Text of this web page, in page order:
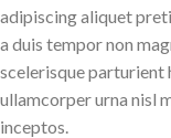
adipiscing aliquet
a duis tempor non
scelerisque parturient
ullamcorper urna nisl
inceptos.